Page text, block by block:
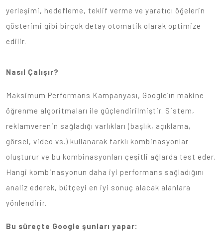
yerleşimi, hedefleme, teklif verme ve yaratıcı öğelerin
gösterimi gibi birçok detay otomatik olarak optimize
edilir.
Nasıl Çalışır?
Maksimum Performans Kampanyası, Google’ın makine
öğrenme algoritmaları ile güçlendirilmiştir. Sistem,
reklamverenin sağladığı varlıkları (başlık, açıklama,
görsel, video vs.) kullanarak farklı kombinasyonlar
oluşturur ve bu kombinasyonları çeşitli ağlarda test eder.
Hangi kombinasyonun daha iyi performans sağladığını
analiz ederek, bütçeyi en iyi sonuç alacak alanlara
yönlendirir.
Bu süreçte Google şunları yapar: